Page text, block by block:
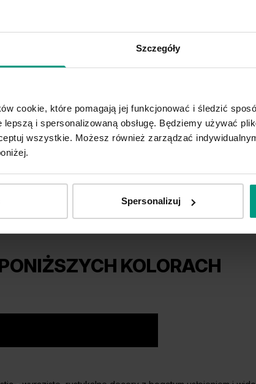
Szczegóły
cookie, które pomagają jej funkcjonować i śledzić
lepszą i spersonalizowaną obsługę. Będziemy używać
wszystkie. Możesz również zarządzać
Spersonalizuj
najlepsze
ELEGANTO
KOLORACH